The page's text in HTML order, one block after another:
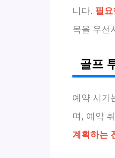
니다. 필
목을 우선
골프
예약 시기
며, 예약
계획하는